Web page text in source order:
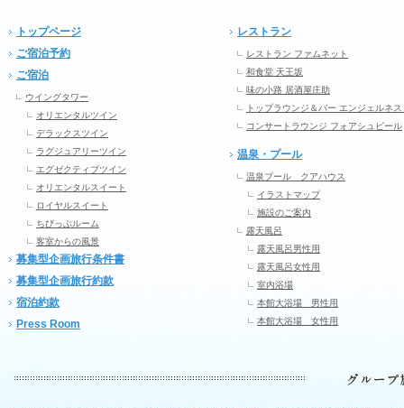
トップページ
ご宿泊予約
ご宿泊
ウイングタワー
オリエンタルツイン
デラックスツイン
ラグジュアリーツイン
エグゼクティブツイン
オリエンタルスイート
ロイヤルスイート
ちびっぷルーム
客室からの風景
募集型企画旅行条件書
募集型企画旅行約款
宿泊約款
Press Room
レストラン
レストラン ファムネット
和食堂 天王坂
味の小路 居酒屋庄助
トップラウンジ＆バー エンジェルネス
コンサートラウンジ フォアシュピール
温泉・プール
温泉プール クアハウス
イラストマップ
施設のご案内
露天風呂
露天風呂男性用
露天風呂女性用
室内浴場
本館大浴場 男性用
本館大浴場 女性用